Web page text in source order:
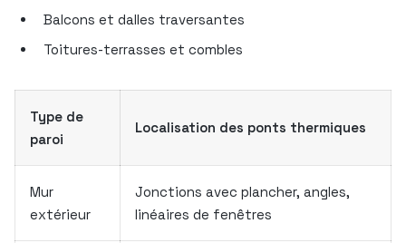
Balcons et dalles traversantes
Toitures-terrasses et combles
Type de
paroi
Localisation des ponts thermiques
Mur
extérieur
Jonctions avec plancher, angles,
linéaires de fenêtres